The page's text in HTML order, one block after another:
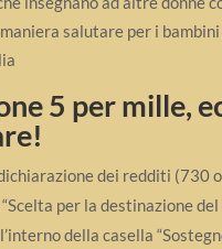
salutare per i
5 per mille,
dei redditi (730
per la destinazione
della casella